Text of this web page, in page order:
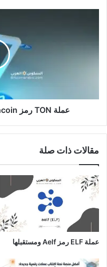
عملة TON رمز Toncoinمشروعها ومستقبلها
مقالات ذات صلة
عملة ELF رمز Aelf ومستقبلها